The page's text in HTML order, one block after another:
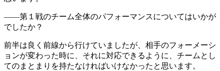
――第１戦のチーム全体のパフォーマンスについてはいかが
でしたか？
前半は良く前線から行けていましたが、相手のフォーメーシ
ョンが変わった時に、それに対応できるように、チームとし
てのまとまりを持たなければいけなかったと思います。